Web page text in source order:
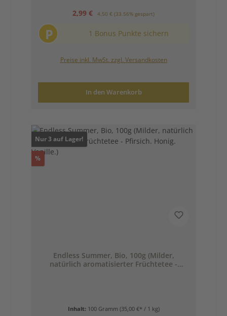
Verkaufspreis:
2,99 € Regulärer Preis:
4,50 € (33.56% gespart)
P 1 Bonus Punkte sichern
Preise inkl. MwSt. zzgl. Versandkosten
In den Warenkorb
Nur 3 auf Lager!
%Rabatt
Endless Summer, Bio, 100g (Milder,
natürlich aromatisierter Früchtetee -
Inhalt: 100 Gramm (35,00 €* / 1 kg)